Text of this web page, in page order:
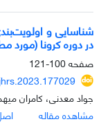
شناسایی و
در دوره کرونا (مورد
صفحه100-121
جواد معدنی، کامران
مشاهده مقاله